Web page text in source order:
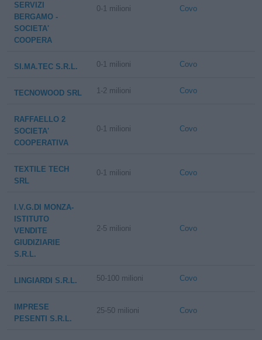
SERVIZI
BERGAMO -
SOCIETA'
COOPERA
0-1 milioni Covo
SI.MA.TEC S.R.L. 0-1 milioni Covo
TECNOWOOD SRL 1-2 milioni Covo
RAFFAELLO 2
SOCIETA'
COOPERATIVA
0-1 milioni Covo
TEXTILE TECH
SRL
0-1 milioni Covo
I.V.G.DI MONZA-
ISTITUTO
VENDITE
GIUDIZIARIE
S.R.L.
2-5 milioni Covo
LINGIARDI S.R.L. 50-100 milioni Covo
IMPRESE
PESENTI S.R.L.
25-50 milioni Covo